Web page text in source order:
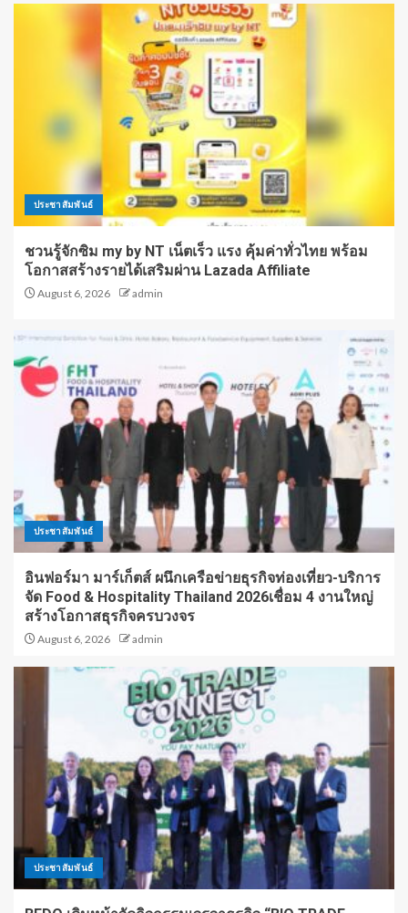
ประชาสัมพันธ์
ชวนรู้จักซิม my by NT เน็ตเร็ว แรง คุ้มค่าทั่วไทย พร้อม
โอกาสสร้างรายได้เสริมผ่าน Lazada Affiliate
August 6, 2026 admin
ประชาสัมพันธ์
อินฟอร์มา มาร์เก็ตส์ ผนึกเครือข่ายธุรกิจท่องเที่ยว-บริการ
จัด Food & Hospitality Thailand 2026เชื่อม 4 งานใหญ่
สร้างโอกาสธุรกิจครบวงจร
August 6, 2026 admin
ประชาสัมพันธ์